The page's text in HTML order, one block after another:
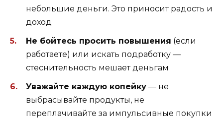
небольшие деньги. Это приносит радость и
доход
Не бойтесь просить повышения (если
работаете) или искать подработку —
стеснительность мешает деньгам
Уважайте каждую копейку — не
выбрасывайте продукты, не
переплачивайте за импульсивные покупки